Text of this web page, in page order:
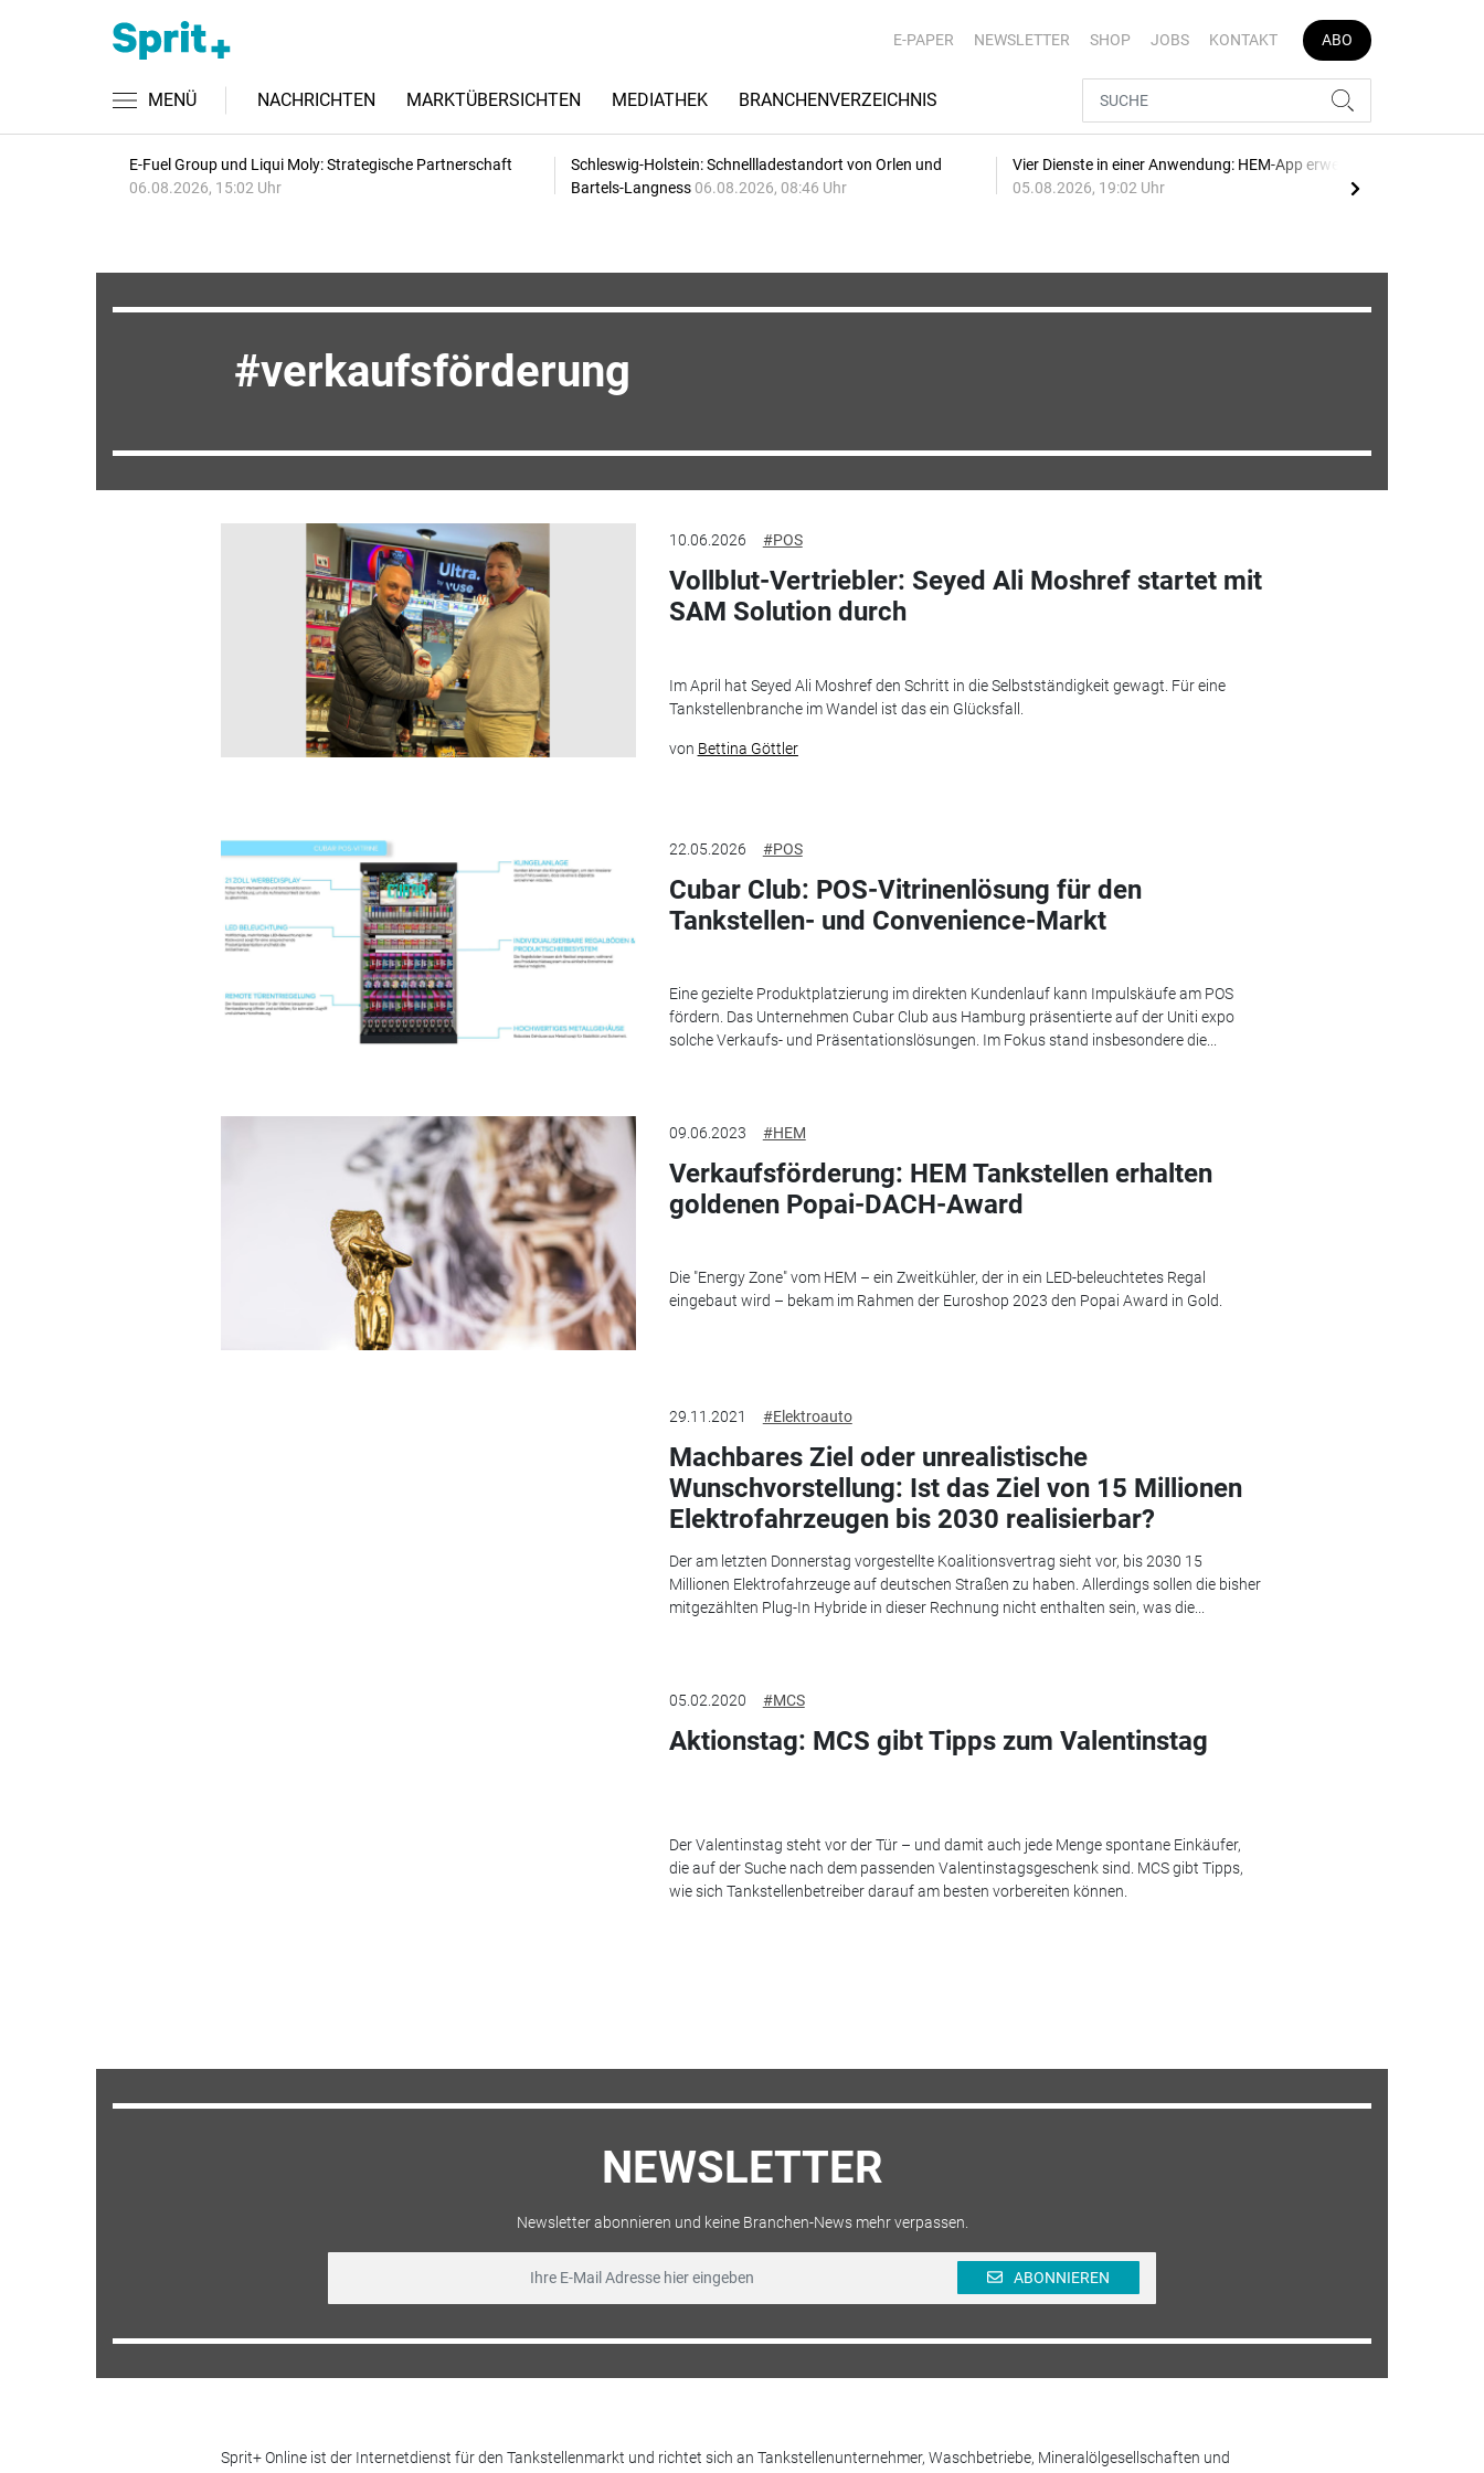
E-PAPER NEWSLETTER SHOP JOBS KONTAKT ABO
MENÜ NACHRICHTEN MARKTÜBERSICHTEN MEDIATHEK BRANCHENVERZEICHNIS
E-Fuel Group und Liqui Moly: Strategische Partnerschaft
06.08.2026, 15:02 Uhr
Schleswig-Holstein: Schnellladestandort von Orlen und
Bartels-Langness 06.08.2026, 08:46 Uhr
Vier Dienste in einer Anwendung: HEM-App erweitert
05.08.2026, 19:02 Uhr
verkaufsförderung
10.06.2026 #POS
Vollblut-Vertriebler: Seyed Ali Moshref startet mit
SAM Solution durch
Im April hat Seyed Ali Moshref den Schritt in die Selbstständigkeit gewagt. Für eine
Tankstellenbranche im Wandel ist das ein Glücksfall.
von Bettina Göttler
22.05.2026 #POS
Cubar Club: POS-Vitrinenlösung für den
Tankstellen- und Convenience-Markt
Eine gezielte Produktplatzierung im direkten Kundenlauf kann Impulskäufe am POS
fördern. Das Unternehmen Cubar Club aus Hamburg präsentierte auf der Uniti expo
solche Verkaufs- und Präsentationslösungen. Im Fokus stand insbesondere die...
09.06.2023 #HEM
Verkaufsförderung: HEM Tankstellen erhalten
goldenen Popai-DACH-Award
Die "Energy Zone" vom HEM – ein Zweitkühler, der in ein LED-beleuchtetes Regal
eingebaut wird – bekam im Rahmen der Euroshop 2023 den Popai Award in Gold.
29.11.2021 #Elektroauto
Machbares Ziel oder unrealistische
Wunschvorstellung: Ist das Ziel von 15 Millionen
Elektrofahrzeugen bis 2030 realisierbar?
Der am letzten Donnerstag vorgestellte Koalitionsvertrag sieht vor, bis 2030 15
Millionen Elektrofahrzeuge auf deutschen Straßen zu haben. Allerdings sollen die bisher
mitgezählten Plug-In Hybride in dieser Rechnung nicht enthalten sein, was die...
05.02.2020 #MCS
Aktionstag: MCS gibt Tipps zum Valentinstag
Der Valentinstag steht vor der Tür – und damit auch jede Menge spontane Einkäufer,
die auf der Suche nach dem passenden Valentinstagsgeschenk sind. MCS gibt Tipps,
wie sich Tankstellenbetreiber darauf am besten vorbereiten können.
NEWSLETTER
Newsletter abonnieren und keine Branchen-News mehr verpassen.
ABONNIEREN
Sprit+ Online ist der Internetdienst für den Tankstellenmarkt und richtet sich an Tankstellenunternehmer, Waschbetriebe, Mineralölgesellschaften und